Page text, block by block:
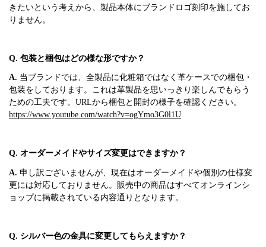
きたいという考えから、製品本体にブランドロゴ刻印を施してお
りません。
Q. 包装と梱包はどの様な形ですか？
A. 当ブランドでは、全製品に化粧箱ではなく革ケースでの梱包・
包装をしております。これは革製品を思いっきり楽しんでもらう
ための工夫です。URLから梱包と開封の様子を確認ください。
https://www.youtube.com/watch?v=ogYmo3G0l1U
Q. オーダーメイドやサイズ変更はできますか？
A. 申し訳ございませんが、現在はオーダーメイドや個別の仕様変
更には対応しておりません。販売中の商品はすべてオンラインシ
ョップに掲載されている内容通りとなります。
Q. シルバー色の金具に変更してもらえますか？